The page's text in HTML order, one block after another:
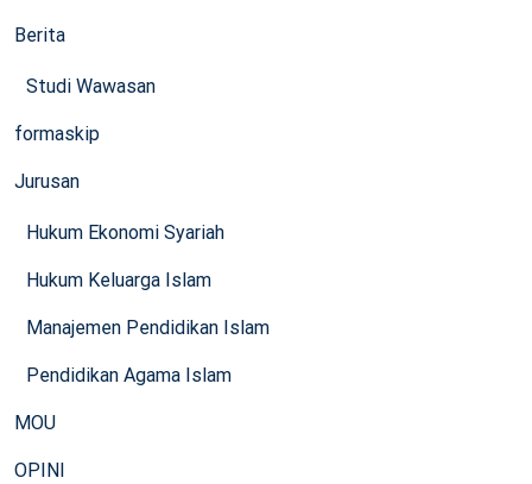
Berita
Studi Wawasan
formaskip
Jurusan
Hukum Ekonomi Syariah
Hukum Keluarga Islam
Manajemen Pendidikan Islam
Pendidikan Agama Islam
MOU
OPINI